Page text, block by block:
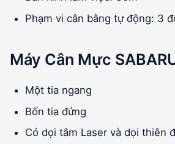
Phạm vi cân bằng tự động: 3
Máy Cân Mực
Một tia ngang
Bốn tia đứng
Có dọi tâm Laser và dọi thiên